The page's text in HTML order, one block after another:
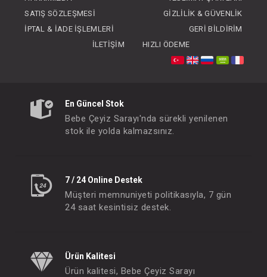
SATIŞ SÖZLEŞMESI
GIZLILIK & GÜVENLIK
İPTAL & İADE İŞLEMLERI
GERI BILDIRIM
İLETIŞIM
HIZLI ÖDEME
En Güncel Stok
Bebe Çeyiz Sarayı'nda sürekli yenilenen
stok ile yolda kalmazsınız.
7 / 24 Online Destek
Müşteri memnuniyeti politikasıyla, 7 gün
24 saat kesintisiz destek.
Ürün Kalitesi
Ürün kalitesi, Bebe Çeyiz Sarayı